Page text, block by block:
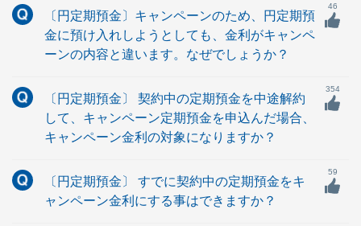
〔円定期預金〕キャンペーンのため、円定期預
金に預け入れしようとしても、金利がキャンペ
ーンの内容と違います。なぜでしょうか？
46
〔円定期預金〕 契約中の定期預金を中途解約
して、キャンペーン定期預金を申込んだ場合、
キャンペーン金利の対象になりますか？
354
〔円定期預金〕 すでに契約中の定期預金をキ
ャンペーン金利にする事はできますか？
59